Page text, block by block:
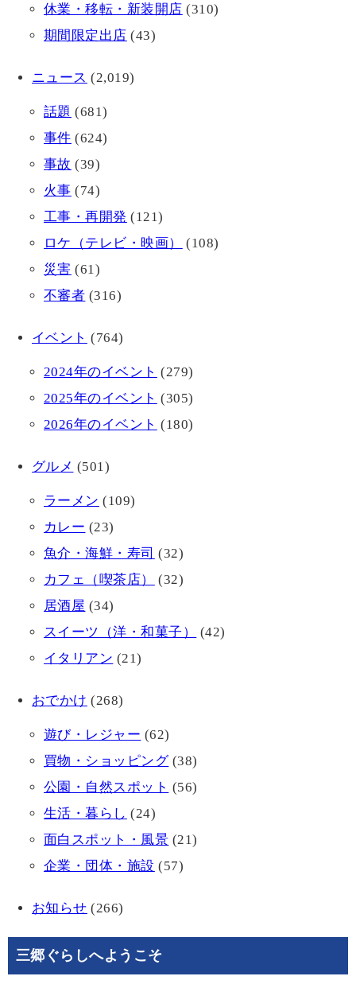
休業・移転・新装開店 (310)
期間限定出店 (43)
ニュース (2,019)
話題 (681)
事件 (624)
事故 (39)
火事 (74)
工事・再開発 (121)
ロケ（テレビ・映画）
(108)
災害 (61)
不審者 (316)
イベント (764)
2024年のイベント (279)
2025年のイベント (305)
2026年のイベント (180)
グルメ (501)
ラーメン (109)
カレー (23)
魚介・海鮮・寿司 (32)
カフェ（喫茶店）
(32)
居酒屋 (34)
スイーツ（洋・和菓子）
(42)
イタリアン (21)
おでかけ (268)
遊び・レジャー (62)
買物・ショッピング(38)
公園・自然スポット (56)
生活・暮らし (24)
面白スポット・風景 (21)
企業・団体・施設 (57)
お知らせ (266)
三郷ぐらしへようこそ